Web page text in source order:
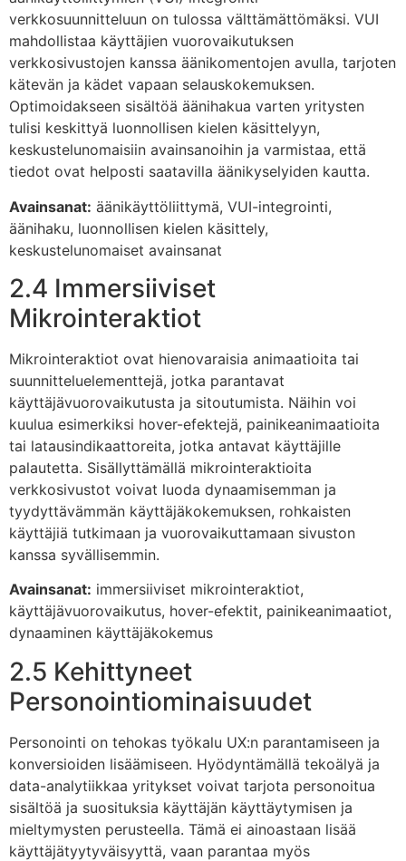
verkkosuunnitteluun on tulossa välttämättömäksi. VUI
mahdollistaa käyttäjien vuorovaikutuksen
verkkosivustojen kanssa äänikomentojen avulla, tarjoten
kätevän ja kädet vapaan selauskokemuksen.
Optimoidakseen sisältöä äänihakua varten yritysten
tulisi keskittyä luonnollisen kielen käsittelyyn,
keskustelunomaisiin avainsanoihin ja varmistaa, että
tiedot ovat helposti saatavilla äänikyselyiden kautta.
Avainsanat: äänikäyttöliittymä, VUI-integrointi,
äänihaku, luonnollisen kielen käsittely,
keskustelunomaiset avainsanat
2.4 Immersiiviset
Mikrointeraktiot
Mikrointeraktiot ovat hienovaraisia animaatioita tai
suunnitteluelementtejä, jotka parantavat
käyttäjävuorovaikutusta ja sitoutumista. Näihin voi
kuulua esimerkiksi hover-efektejä, painikeanimaatioita
tai latausindikaattoreita, jotka antavat käyttäjille
palautetta. Sisällyttämällä mikrointeraktioita
verkkosivustot voivat luoda dynaamisemman ja
tyydyttävämmän käyttäjäkokemuksen, rohkaisten
käyttäjiä tutkimaan ja vuorovaikuttamaan sivuston
kanssa syvällisemmin.
Avainsanat: immersiiviset mikrointeraktiot,
käyttäjävuorovaikutus, hover-efektit, painikeanimaatiot,
dynaaminen käyttäjäkokemus
2.5 Kehittyneet
Personointiominaisuudet
Personointi on tehokas työkalu UX:n parantamiseen ja
konversioiden lisäämiseen. Hyödyntämällä tekoälyä ja
data-analytiikkaa yritykset voivat tarjota personoitua
sisältöä ja suosituksia käyttäjän käyttäytymisen ja
mieltymysten perusteella. Tämä ei ainoastaan lisää
käyttäjätyytyväisyyttä, vaan parantaa myös